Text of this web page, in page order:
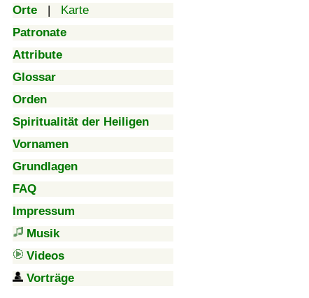
Orte | Karte
Patronate
Attribute
Glossar
Orden
Spiritualität der Heiligen
Vornamen
Grundlagen
FAQ
Impressum
Musik
Videos
Vorträge